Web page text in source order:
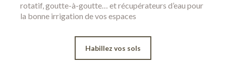
rotatif, goutte-à-goutte… et récupérateurs d’eau pour
la bonne irrigation de vos espaces
Habillez vos sols